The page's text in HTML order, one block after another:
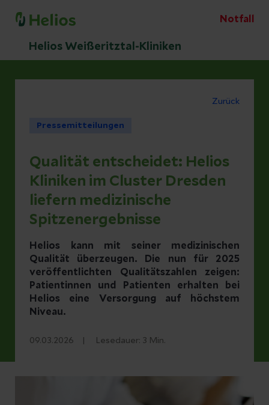
Notfall
Helios Weißeritztal-Kliniken
Zurück
Pressemitteilungen
Qualität entscheidet: Helios
Kliniken im Cluster Dresden
liefern medizinische
Spitzenergebnisse
Helios kann mit seiner medizinischen
Qualität überzeugen. Die nun für 2025
veröffentlichten Qualitätszahlen zeigen:
Patientinnen und Patienten erhalten bei
Helios eine Versorgung auf höchstem
Niveau.
09.03.2026 Lesedauer: 3 Min.